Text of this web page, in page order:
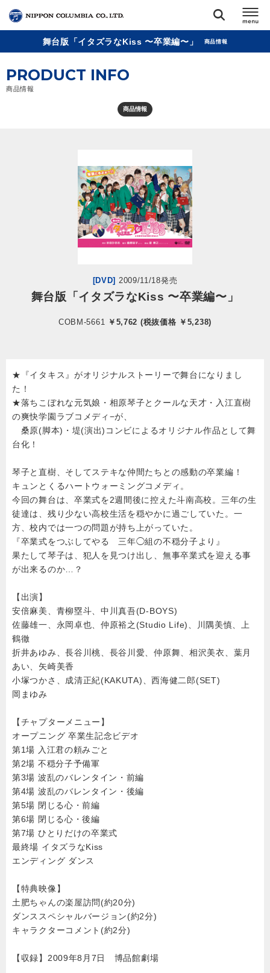
リリース
会社情報
閉じる
舞台版「イタズラなKiss 〜卒業編〜」 商品情報
PRODUCT INFO
商品情報
商品情報
[DVD] 2009/11/18発売
舞台版「イタズラなKiss 〜卒業編〜」
COBM-5661 ￥5,762 (税抜価格 ￥5,238)
★『イタキス』がオリジナルストーリーで舞台になりまし
た！
★落ちこぼれな元気娘・相原琴子とクールな天才・入江直樹
の爽快学園ラブコメディ−が、
桑原(脚本)・堤(演出)コンビによるオリジナル作品として舞
台化！
琴子と直樹、そしてステキな仲間たちとの感動の卒業編！
キュンとくるハートウォーミングコメディ。
今回の舞台は、卒業式を2週間後に控えた斗南高校。三年の生
徒達は、残り少ない高校生活を穏やかに過ごしていた。一
方、校内では一つの問題が持ち上がっていた。
『卒業式をつぶしてやる 三年◯組の不穏分子より』
果たして琴子は、犯人を見つけ出し、無事卒業式を迎える事
が出来るのか…？
【出演】
安倍麻美、青柳塁斗、中川真吾(D-BOYS)
佐藤雄一、永岡卓也、仲原裕之(Studio Life)、川隅美慎、上
鶴徹
折井あゆみ、長谷川桃、長谷川愛、仲原舞、相沢美衣、葉月
あい、矢崎美香
小塚つかさ、成清正紀(KAKUTA)、西海健二郎(SET)
岡まゆみ
【チャプターメニュー】
オープニング 卒業生記念ビデオ
第1場 入江君の頼みごと
第2場 不穏分子予備軍
第3場 波乱のバレンタイン・前編
第4場 波乱のバレンタイン・後編
第5場 閉じる心・前編
第6場 閉じる心・後編
第7場 ひとりだけの卒業式
最終場 イタズラなKiss
エンディング ダンス
【特典映像】
土肥ちゃんの楽屋訪問(約20分)
ダンススペシャルバージョン(約2分)
キャラクターコメント(約2分)
【収録】2009年8月7日 博品館劇場